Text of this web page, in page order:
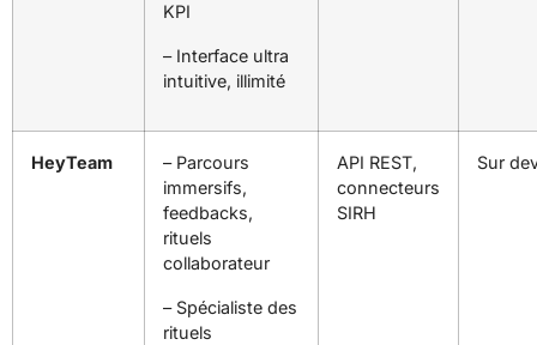
KPI
– Interface ultra
intuitive, illimité
HeyTeam
– Parcours
immersifs,
feedbacks,
rituels
collaborateur
– Spécialiste des
rituels
API REST,
connecteurs
SIRH
Sur